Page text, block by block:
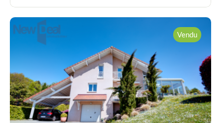
Actualités
Contact
logement sans difficulté technique. L'appartement
du premier étage bénéficie d'un accès au grenier
(aménageable) d'environ 52m² au sol, ainsi que d'un
espace terrasse abrité et exposé sud auquel on
accède depuis la cuisine et le séjour. A l'extérieur,
vous trouverez deux garages (de 15m² environ
chacun), une cave (de 14m² environ), ainsi qu'un
grand local en béton (de 19m² environ). Travaux de
rénovation à prévoir. Dotée d'un grand terrain de
1572m² dont 1262m² en zone UC, un projet de
division parcellaire en vue de créer deux terrains à
bâtir est envisageable.
Vendu